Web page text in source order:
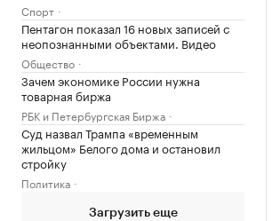
Спорт
Пентагон показал 16 новых записей с
неопознанными объектами. Видео
Общество
Зачем экономике России нужна
товарная биржа
РБК и Петербургская Биржа
Суд назвал Трампа «временным
жильцом» Белого дома и остановил
стройку
Политика
Загрузить еще